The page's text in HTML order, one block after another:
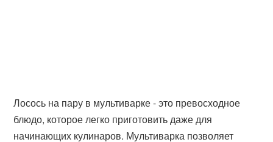
Лосось на пару в мультиварке - это превосходное
блюдо, которое легко приготовить даже для
начинающих кулинаров. Мультиварка позволяет